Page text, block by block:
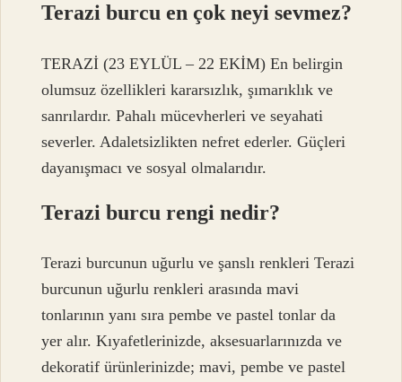
Terazi burcu en çok neyi sevmez?
TERAZİ (23 EYLÜL – 22 EKİM) En belirgin
olumsuz özellikleri kararsızlık, şımarıklık ve
sanrılardır. Pahalı mücevherleri ve seyahati
severler. Adaletsizlikten nefret ederler. Güçleri
dayanışmacı ve sosyal olmalarıdır.
Terazi burcu rengi nedir?
Terazi burcunun uğurlu ve şanslı renkleri Terazi
burcunun uğurlu renkleri arasında mavi
tonlarının yanı sıra pembe ve pastel tonlar da
yer alır. Kıyafetlerinizde, aksesuarlarınızda ve
dekoratif ürünlerinizde; mavi, pembe ve pastel